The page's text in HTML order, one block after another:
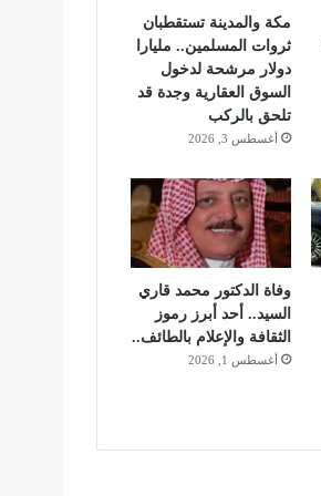
مكة والمدينة تستقطبان
ثروات المسلمين.. مليارا
دولار مرشحة لدخول
السوق العقارية وجدة قد
تلحق بالركب
أغسطس 3, 2026
وفاة الدكتور محمد قاري
السيد.. أحد أبرز رموز
الثقافة والإعلام بالطائف..
أغسطس 1, 2026